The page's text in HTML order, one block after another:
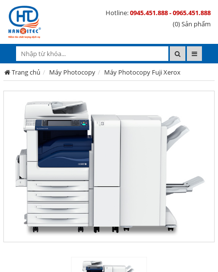
Hotline:0945.451.888 - 0965.451.888
(0) Sản phẩm
Trang chủ Máy Photocopy Máy Photocopy Fuji Xerox